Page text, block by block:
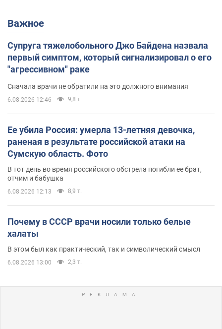
Важное
Супруга тяжелобольного Джо Байдена назвала
первый симптом, который сигнализировал о его
"агрессивном" раке
Сначала врачи не обратили на это должного внимания
6.08.2026 12:46 9,8 т.
Ее убила Россия: умерла 13-летняя девочка,
раненая в результате российской атаки на
Сумскую область. Фото
В тот день во время российского обстрела погибли ее брат,
отчим и бабушка
6.08.2026 12:13 8,9 т.
Почему в СССР врачи носили только белые
халаты
В этом был как практический, так и символический смысл
6.08.2026 13:00 2,3 т.